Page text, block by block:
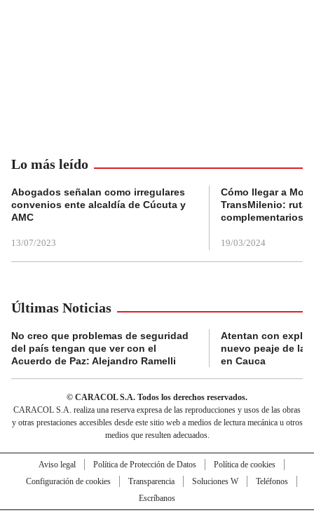
Lo más leído
Abogados señalan como irregulares
convenios ente alcaldía de Cúcuta y
AMC
13/07/2023
Cómo llegar a
TransMilenio:
complementarios
19/03/2024
Últimas Noticias
No creo que problemas de seguridad
del país tengan que ver con el
Acuerdo de Paz: Alejandro Ramelli
Atentan con
nuevo peaje de la
en Cauca
© CARACOL S.A. Todos los derechos reservados.
CARACOL S.A. realiza una reserva expresa de las reproducciones y usos de las obras
y otras prestaciones accesibles desde este sitio web a medios de lectura mecánica u otros
medios que resulten adecuados.
Aviso legal Política de Protección de Datos
Política de cookies
Configuración de cookies
Transparencia Soluciones W
Teléfonos
Escríbanos